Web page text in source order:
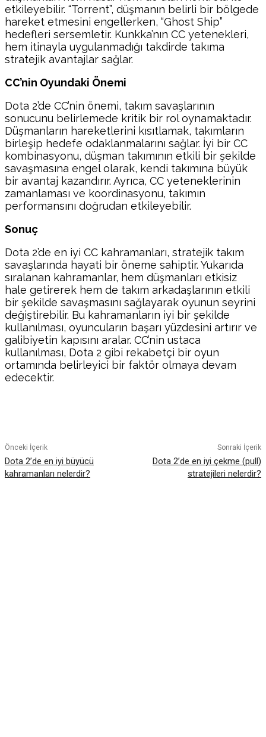
etkileyebilir. “Torrent”, düşmanın belirli bir bölgede
hareket etmesini engellerken, “Ghost Ship”
hedefleri sersemletir. Kunkka’nın CC yetenekleri,
hem itinayla uygulanmadığı takdirde takıma
stratejik avantajlar sağlar.
CC’nin Oyundaki Önemi
Dota 2’de CC’nin önemi, takım savaşlarının
sonucunu belirlemede kritik bir rol oynamaktadır.
Düşmanların hareketlerini kısıtlamak, takımların
birleşip hedefe odaklanmalarını sağlar. İyi bir CC
kombinasyonu, düşman takımının etkili bir şekilde
savaşmasına engel olarak, kendi takımına büyük
bir avantaj kazandırır. Ayrıca, CC yeteneklerinin
zamanlaması ve koordinasyonu, takımın
performansını doğrudan etkileyebilir.
Sonuç
Dota 2’de en iyi CC kahramanları, stratejik takım
savaşlarında hayati bir öneme sahiptir. Yukarıda
sıralanan kahramanlar, hem düşmanları etkisiz
hale getirerek hem de takım arkadaşlarının etkili
bir şekilde savaşmasını sağlayarak oyunun seyrini
değiştirebilir. Bu kahramanların iyi bir şekilde
kullanılması, oyuncuların başarı yüzdesini artırır ve
galibiyetin kapısını aralar. CC’nin ustaca
kullanılması, Dota 2 gibi rekabetçi bir oyun
ortamında belirleyici bir faktör olmaya devam
edecektir.
Önceki İçerik
Dota 2’de en iyi büyücü
kahramanları nelerdir?
Sonraki İçerik
Dota 2’de en iyi çekme (pull)
stratejileri nelerdir?